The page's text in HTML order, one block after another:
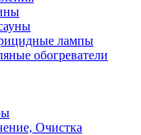
лампы
обогреватели
Очистка